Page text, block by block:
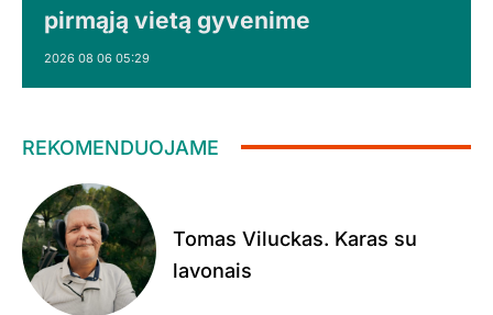
pirmąją vietą gyvenime
2026 08 06 05:29
REKOMENDUOJAME
Tomas Viluckas. Karas su
lavonais